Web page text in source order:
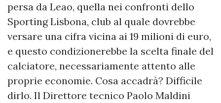
persa da Leao, quella nei confronti dello
Sporting Lisbona, club al quale dovrebbe
versare una cifra vicina ai 19 milioni di euro,
e questo condizionerebbe la scelta finale del
calciatore, necessariamente attento alle
proprie economie. Cosa accadrà? Difficile
dirlo. Il Direttore tecnico Paolo Maldini